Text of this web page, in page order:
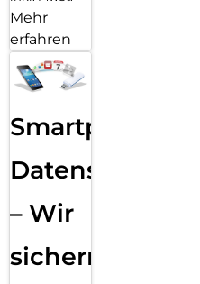
Mehr
erfahren
Smartphone
Datensicherung
– Wir
sichern